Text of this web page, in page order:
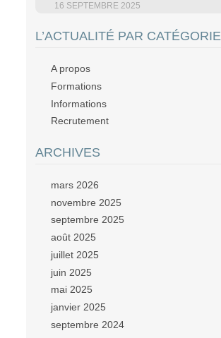
16 SEPTEMBRE 2025
L’ACTUALITÉ PAR CATÉGORIE
A propos
Formations
Informations
Recrutement
ARCHIVES
mars 2026
novembre 2025
septembre 2025
août 2025
juillet 2025
juin 2025
mai 2025
janvier 2025
septembre 2024